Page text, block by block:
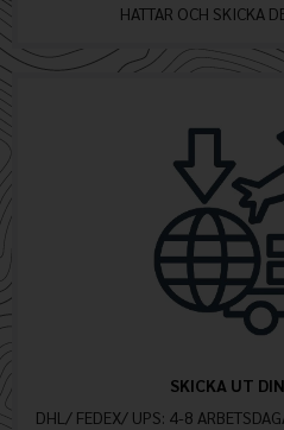
HATTAR OCH SKICKA
SKICKA UT
DHL/ FEDEX/ UPS: 4-8